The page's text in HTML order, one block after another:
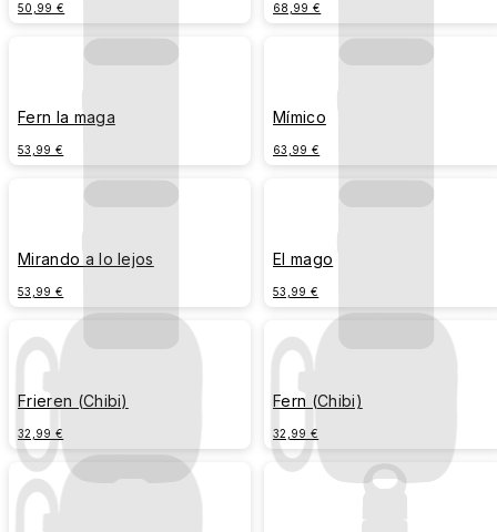
50,99 € 68,99 €
Fern la maga
53,99 €
Mímico
63,99 €
Mirando a lo lejos
53,99 €
El mago
53,99 €
Frieren (Chibi)
32,99 €
Fern (Chibi)
32,99 €